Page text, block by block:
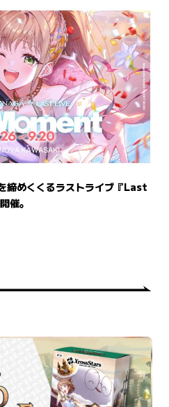
締めくくるラストライブ『Last
催。